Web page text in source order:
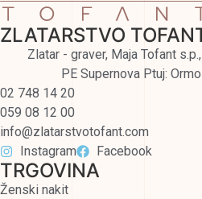
ZLATARSTVO
Zlatar - graver, Maja Tofant
PE Supernova Ptuj:
02 748 14 20
059 08 12 00
info@zlatarstvotofant.com
Instagram
Facebook
TRGOVINA
Ženski nakit